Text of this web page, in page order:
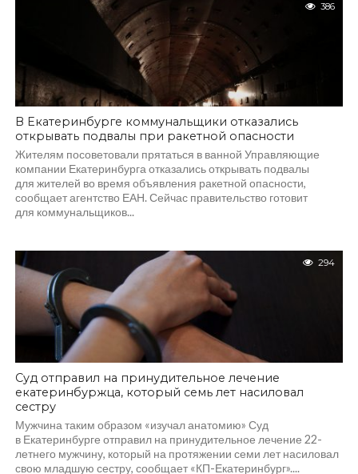
386
В Екатеринбурге коммунальщики отказались
открывать подвалы при ракетной опасности
Жителям посоветовали прятаться в ванной Управляющие
компании Екатеринбурга отказались открывать подвалы
для жителей во время объявления ракетной опасности,
сообщает агентство ЕАН. Сейчас правительство готовит
для коммунальщиков...
294
Суд отправил на принудительное лечение
екатеринбуржца, который семь лет насиловал
сестру
Мужчина таким образом «изучал анатомию» Суд
в Екатеринбурге отправил на принудительное лечение 22-
летнего мужчину, который на протяжении семи лет насиловал
свою младшую сестру, сообщает «КП-Екатеринбург»....